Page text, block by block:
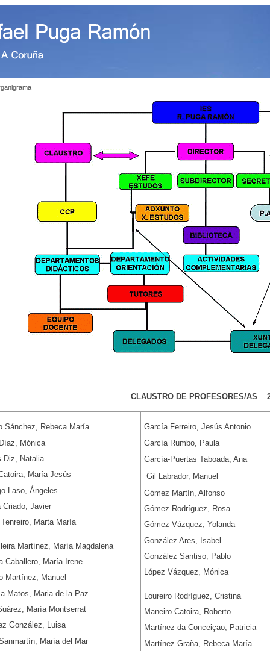
CLAUSTRO DE PROFESORES/AS
Sánchez, Rebeca María
Mónica
Diz, Natalia
María Jesús
Laso, Ángeles
Criado, Javier
Marta María
Martínez, María Magdalena
Caballero, María Irene
Martínez, Manuel
Matos, Maria de la Paz
María Montserrat
González, Luisa
María del Mar
García Ferreiro, Jesús Antonio
García Rumbo, Paula
García-Puertas Taboada, Ana
Gil Labrador, Manuel
Gómez Martín, Alfonso
Gómez Rodríguez, Rosa
Gómez Vázquez, Yolanda
González Ares, Isabel
González Santiso, Pablo
López Vázquez, Mónica
Loureiro Rodríguez, Cristina
Maneiro Catoira, Roberto
Martínez da Conceiçao, Patricia
Martínez Graña, Rebeca María